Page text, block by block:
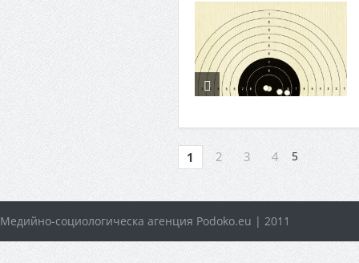
1 2 3 4 5
Медийно-социологическа агенция Podoko.eu | 2011